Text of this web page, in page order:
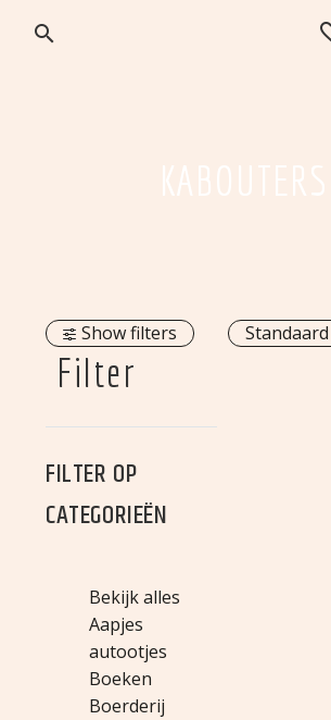
KABOUTERS
Show filters
Filter
FILTER OP
CATEGORIEËN
Bekijk alles
Aapjes
autootjes
Boeken
Boerderij